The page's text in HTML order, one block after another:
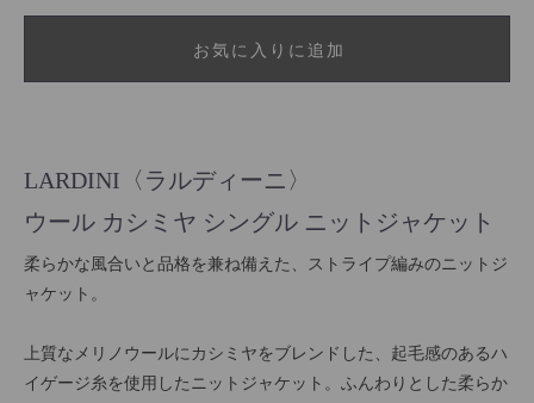
お気に入りに追加
LARDINI〈ラルディーニ〉
ウール カシミヤ シングル ニットジャケット
柔らかな風合いと品格を兼ね備えた、ストライプ編みのニットジ
ャケット。
上質なメリノウールにカシミヤをブレンドした、起毛感のあるハ
イゲージ糸を使用したニットジャケット。ふんわりとした柔らか